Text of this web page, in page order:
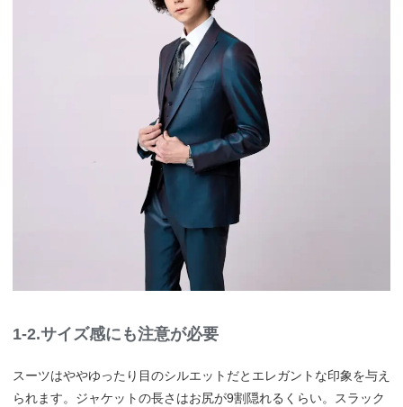
1-2.サイズ感にも注意が必要
スーツはややゆったり目のシルエットだとエレガントな印象を与え
られます。ジャケットの長さはお尻が9割隠れるくらい。スラック